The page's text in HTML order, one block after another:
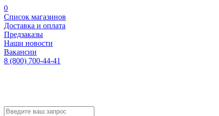
0
Список магазинов
Доставка и оплата
Предзаказы
Наши новости
Вакансии
8 (800) 700-44-41